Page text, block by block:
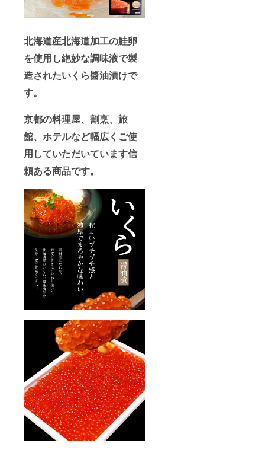
北海道産北海道加工の鮭卵
を使用し絶妙な調味液で製
造されたいくら醬油漬けで
す。
京都の料理屋、割烹、旅
館、ホテルなど幅広くご使
用していただいています信
頼ある商品です。